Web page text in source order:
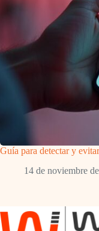
Guía para detectar y
14 de noviembre